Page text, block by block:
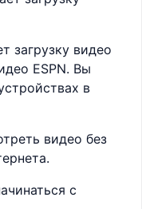
загрузку видео
ESPN. Вы
в
видео без
с